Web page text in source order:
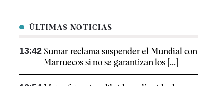
ÚLTIMAS NOTICIAS
13:42 Sumar reclama suspender el Mundial con
Marruecos si no se garantizan los [...]